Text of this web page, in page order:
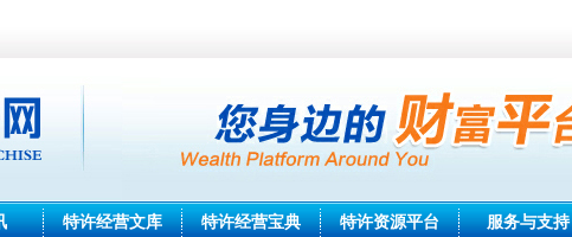
特许经营文库 特许经营宝典 特许资源平台 服务与支持